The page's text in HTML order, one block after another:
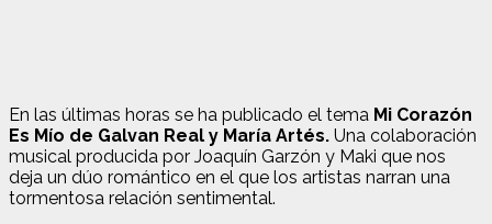
En las últimas horas se ha publicado el tema Mi Corazón
Es Mío de Galvan Real y María Artés. Una colaboración
musical producida por Joaquín Garzón y Maki que nos
deja un dúo romántico en el que los artistas narran una
tormentosa relación sentimental.